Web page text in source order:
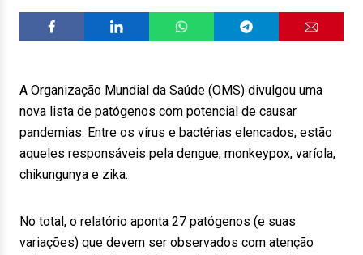
A Organização Mundial da Saúde (OMS) divulgou uma
nova lista de patógenos com potencial de causar
pandemias. Entre os vírus e bactérias elencados, estão
aqueles responsáveis pela dengue, monkeypox, varíola,
chikungunya e zika.
No total, o relatório aponta 27 patógenos (e suas
variações) que devem ser observados com atenção